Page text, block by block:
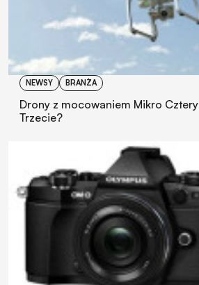
NEWSY BRANŻA
Drony z mocowaniem Mikro Cztery
Trzecie?